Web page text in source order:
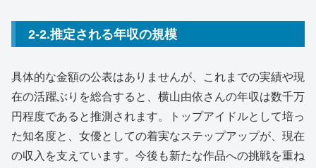
2-2.推定される年収の規模
具体的な金額の公表はありませんが、これまでの実績や現
在の活躍ぶりを総合すると、横山由依さんの年収は数千万
円程度であると推測されます。トップアイドルとして培っ
た知名度と、女優としての着実なステップアップが、現在
の収入を支えています。今後も新たな作品への挑戦を重ね